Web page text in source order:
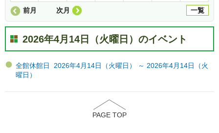
前月 一覧
次月
2026年4月14日（火曜日）のイベント
全館休館日 2026年4月14日（火曜日） ～ 2026年4月14日（火
曜日）
PAGE TOP